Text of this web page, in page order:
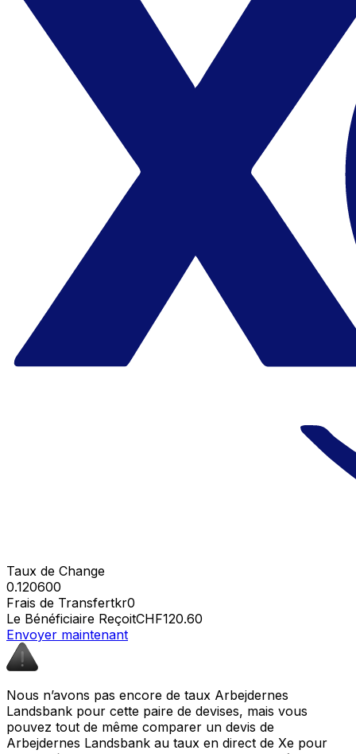
Taux de Change
0.120600
Frais de Transfertkr0
Le Bénéficiaire ReçoitCHF120.60
Envoyer maintenant
Nous n’avons pas encore de taux Arbejdernes
Landsbank pour cette paire de devises, mais vous
pouvez tout de même comparer un devis de
Arbejdernes Landsbank au taux en direct de Xe pour